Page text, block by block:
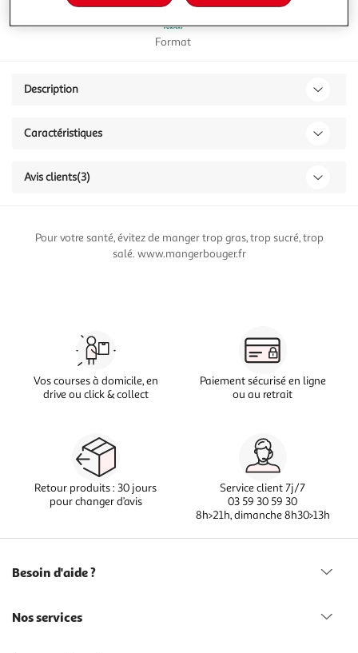
Format
Description
Caractéristiques
Avis clients(3)
Pour votre santé, évitez de manger trop gras, trop sucré, trop
salé. www.mangerbouger.fr
Vos courses à domicile, en
drive ou click & collect
Paiement sécurisé en ligne
ou au retrait
Retour produits : 30 jours
pour changer d’avis
Service client 7j/7
03 59 30 59 30
8h>21h, dimanche 8h30>13h
Besoin d'aide ?
Nos services